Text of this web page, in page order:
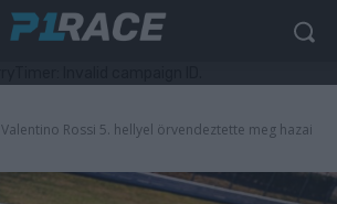
Valentino Rossi 5. hellyel örvendeztette meg hazai